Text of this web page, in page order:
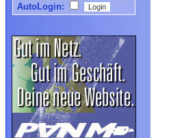
AutoLogin: